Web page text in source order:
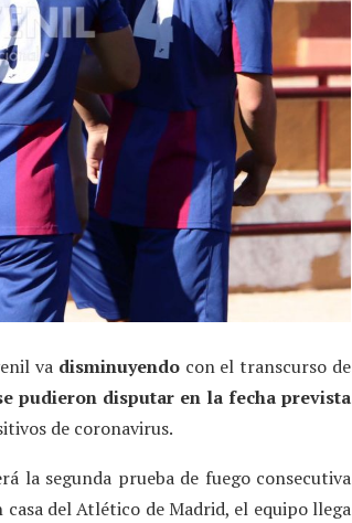
va disminuyendo con el transcurso de
pudieron disputar en la fecha prevista
de coronavirus.
la segunda prueba de fuego consecutiva
casa del Atlético de Madrid, el equipo llega